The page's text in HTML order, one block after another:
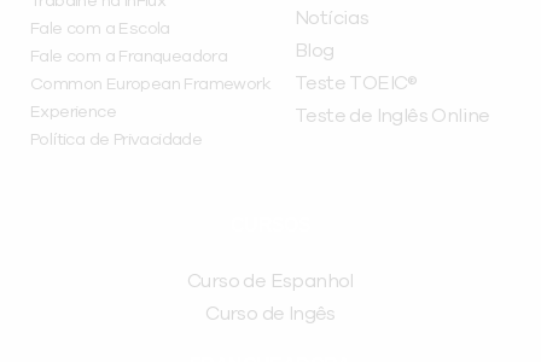
Fale com a Escola
Fale com a Franqueadora
Common European Framework
Experience
Política de Privacidade
Notícias
Blog
Teste TOEIC®
Teste de Inglês Online
Curso de Espanhol
Curso de Ingês